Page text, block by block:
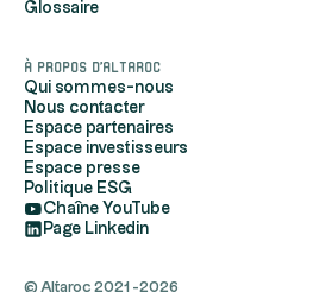
du contenu et des publicités
navigation, vous permettre de
sociaux, et pour assurer le bon
les cookies, vous pouvez tout de
en les refusant. Veuillez toutefois
du site seront altérées voire
cookies.
Glossaire
À propos d'Altaroc
Qui sommes-nous
Nous contacter
Espace partenaires
Espace investisseurs
Espace presse
Politique ESG
Chaîne YouTube
Page Linkedin
© Altaroc 2021 -2026